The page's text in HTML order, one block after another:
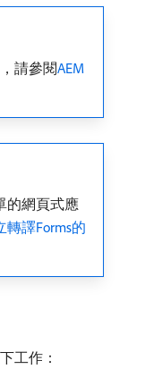
請參閱AEM
的網頁式應
轉譯Forms的
工作：